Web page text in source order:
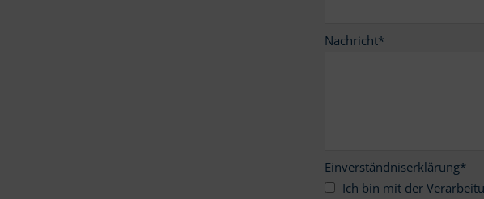
Nachricht*
Einverständniserklärung*